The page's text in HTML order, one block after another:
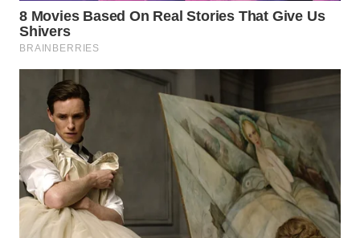
BORNEO
WAHANA
NEWS
WAHANA
TANI